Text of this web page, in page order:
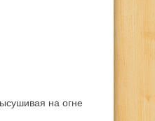
на огне